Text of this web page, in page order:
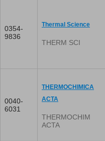
0354-
9836
Thermal Science
THERM SCI
0040-
6031
THERMOCHIMICA
ACTA
THERMOCHIM
ACTA